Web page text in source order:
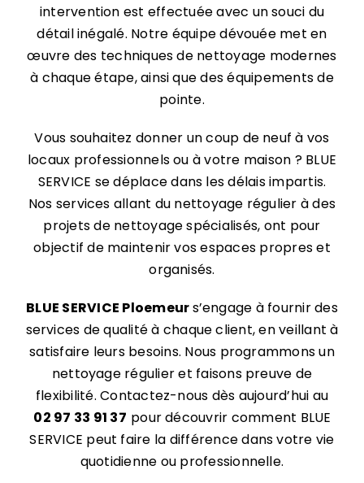
intervention est effectuée avec un souci du
détail inégalé. Notre équipe dévouée met en
œuvre des techniques de nettoyage modernes
à chaque étape, ainsi que des équipements de
pointe.
Vous souhaitez donner un coup de neuf à vos
locaux professionnels ou à votre maison ? BLUE
SERVICE se déplace dans les délais impartis.
Nos services allant du nettoyage régulier à des
projets de nettoyage spécialisés, ont pour
objectif de maintenir vos espaces propres et
organisés.
BLUE SERVICE Ploemeurs’engage à fournir des
services de qualité à chaque client, en veillant à
satisfaire leurs besoins. Nous programmons un
nettoyage régulier et faisons preuve de
flexibilité. Contactez-nous dès aujourd’hui au
02 97 33 91 37 pour découvrir comment BLUE
SERVICE peut faire la différence dans votre vie
quotidienne ou professionnelle.